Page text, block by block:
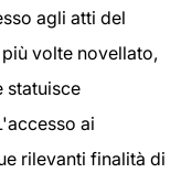
agli atti del
volte novellato,
statuisce
ai
rilevanti finalità di